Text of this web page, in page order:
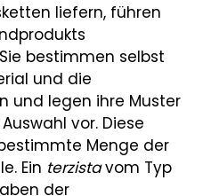
liefern, führen
bestimmen selbst
und die
und legen ihre Muster
vor. Diese
Menge der
Ein terzistavom Typ
der